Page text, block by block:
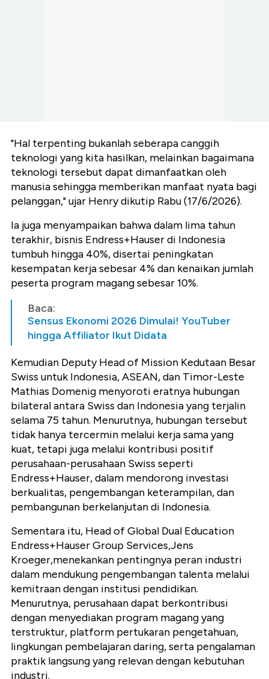
"Hal terpenting bukanlah seberapa canggih
teknologi yang kita hasilkan, melainkan bagaimana
teknologi tersebut dapat dimanfaatkan oleh
manusia sehingga memberikan manfaat nyata bagi
pelanggan," ujar Henry dikutip Rabu (17/6/2026).
Ia juga menyampaikan bahwa dalam lima tahun
terakhir, bisnis Endress+Hauser di Indonesia
tumbuh hingga 40%, disertai peningkatan
kesempatan kerja sebesar 4% dan kenaikan jumlah
peserta program magang sebesar 10%.
Baca:
Sensus Ekonomi 2026 Dimulai! YouTuber
hingga Affiliator Ikut Didata
Kemudian Deputy Head of Mission Kedutaan Besar
Swiss untuk Indonesia, ASEAN, dan Timor-Leste
Mathias Domenig menyoroti eratnya hubungan
bilateral antara Swiss dan Indonesia yang terjalin
selama 75 tahun. Menurutnya, hubungan tersebut
tidak hanya tercermin melalui kerja sama yang
kuat, tetapi juga melalui kontribusi positif
perusahaan-perusahaan Swiss seperti
Endress+Hauser, dalam mendorong investasi
berkualitas, pengembangan keterampilan, dan
pembangunan berkelanjutan di Indonesia.
Sementara itu, Head of Global Dual Education
Endress+Hauser Group Services,Jens
Kroeger,menekankan pentingnya peran industri
dalam mendukung pengembangan talenta melalui
kemitraan dengan institusi pendidikan.
Menurutnya, perusahaan dapat berkontribusi
dengan menyediakan program magang yang
terstruktur, platform pertukaran pengetahuan,
lingkungan pembelajaran daring, serta pengalaman
praktik langsung yang relevan dengan kebutuhan
industri.